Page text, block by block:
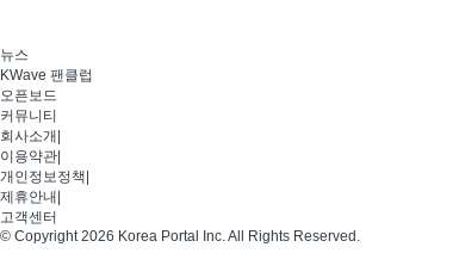
뉴스
KWave 팬클럽
오픈보드
커뮤니티
회사소개
이용약관
개인정보정책
제휴안내
고객센터
© Copyright 2026 Korea Portal Inc. All Rights Reserved.